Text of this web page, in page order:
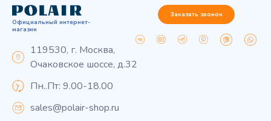
Официальный интернет-
магазин
119530, г. Москва,
Очаковское шоссе, д.32
Пн..Пт: 9.00-18.00
sales@polair-shop.ru
Заказать звонок